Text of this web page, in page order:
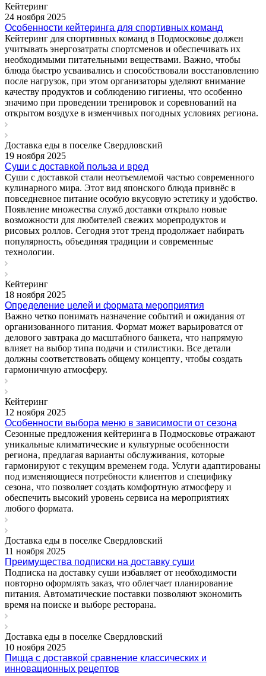
Кейтеринг
24 ноября 2025
Особенности кейтеринга для спортивных команд
Кейтеринг для спортивных команд в Подмосковье должен
учитывать энергозатраты спортсменов и обеспечивать их
необходимыми питательными веществами. Важно, чтобы
блюда быстро усваивались и способствовали восстановлению
после нагрузок, при этом организаторы уделяют внимание
качеству продуктов и соблюдению гигиены, что особенно
значимо при проведении тренировок и соревнований на
открытом воздухе в изменчивых погодных условиях региона.
Доставка еды в поселке Свердловский
19 ноября 2025
Суши с доставкой польза и вред
Суши с доставкой стали неотъемлемой частью современного
кулинарного мира. Этот вид японского блюда привнёс в
повседневное питание особую вкусовую эстетику и удобство.
Появление множества служб доставки открыло новые
возможности для любителей свежих морепродуктов и
рисовых роллов. Сегодня этот тренд продолжает набирать
популярность, объединяя традиции и современные
технологии.
Кейтеринг
18 ноября 2025
Определение целей и формата мероприятия
Важно четко понимать назначение событий и ожидания от
организованного питания. Формат может варьироватся от
делового завтрака до масштабного банкета‚ что напрямую
влияет на выбор типа подачи и стилистики. Все детали
должны соответствовать общему концепту‚ чтобы создать
гармоничную атмосферу.
Кейтеринг
12 ноября 2025
Особенности выбора меню в зависимости от сезона
Сезонные предложения кейтеринга в Подмосковье отражают
уникальные климатические и культурные особенности
региона‚ предлагая варианты обслуживания‚ которые
гармонируют с текущим временем года. Услуги адаптированы
под изменяющиеся потребности клиентов и специфику
сезона‚ что позволяет создать комфортную атмосферу и
обеспечить высокий уровень сервиса на мероприятиях
любого формата.
Доставка еды в поселке Свердловский
11 ноября 2025
Преимущества подписки на доставку суши
Подписка на доставку суши избавляет от необходимости
повторно оформлять заказ, что облегчает планирование
питания. Автоматические поставки позволяют экономить
время на поиске и выборе ресторана.
Доставка еды в поселке Свердловский
10 ноября 2025
Пицца с доставкой сравнение классических и
инновационных рецептов